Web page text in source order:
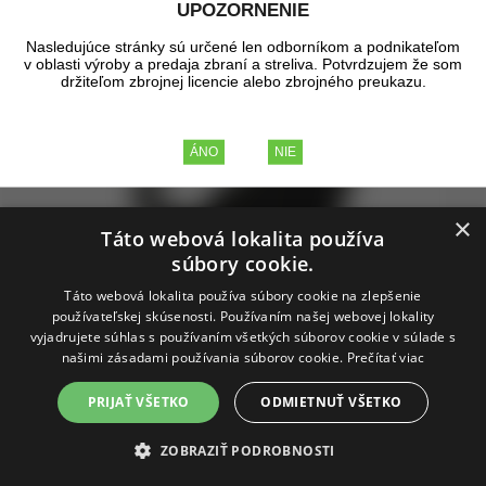
Taška cez rameno M-Tac Bat Wing Bag
UPOZORNENIE
Nasledujúce stránky sú určené len odborníkom a podnikateľom
v oblasti výroby a predaja zbraní a streliva. Potvrdzujem že som
držiteľom zbrojnej licencie alebo zbrojného preukazu.
×
Táto webová lokalita používa
súbory cookie.
Táto webová lokalita používa súbory cookie na zlepšenie
používateľskej skúsenosti. Používaním našej webovej lokality
vyjadrujete súhlas s používaním všetkých súborov cookie v súlade s
našimi zásadami používania súborov cookie. Prečítať viac
PRIJAŤ VŠETKO ODMIETNUŤ VŠETKO
ZOBRAZIŤ PODROBNOSTI